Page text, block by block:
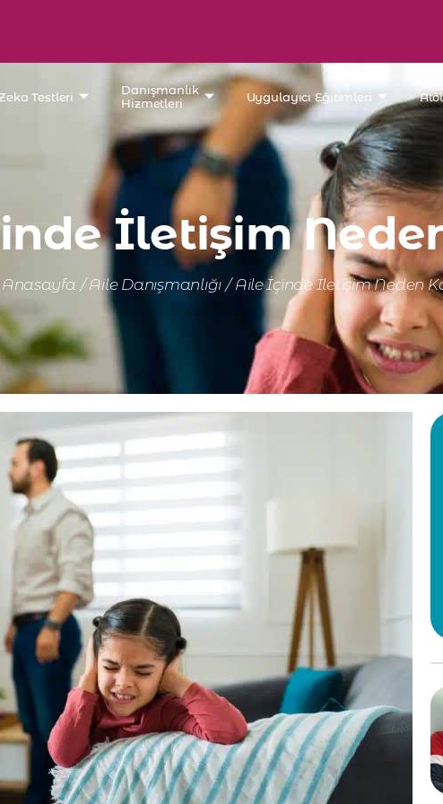
Testleri
Danışmanlık
Hizmetleri
Uygulayıcı Eğitimleri
İletişim
Anasayfa / Aile Danışmanlığı / Aile İçinde İletişim Neden